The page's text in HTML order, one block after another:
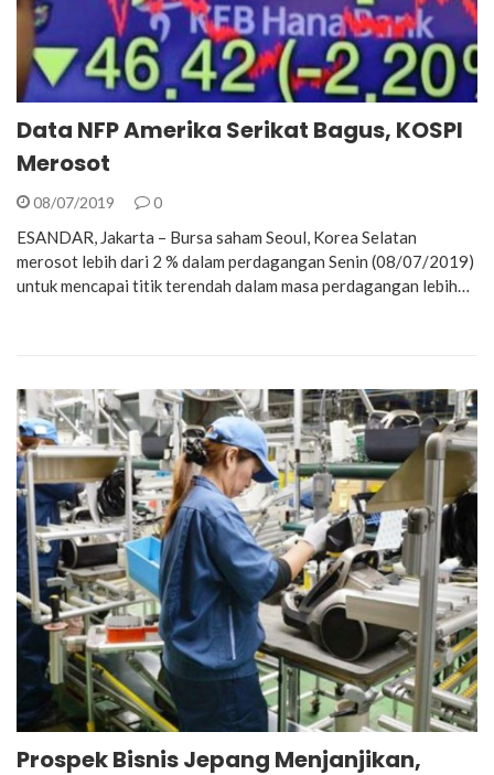
Data NFP Amerika Serikat Bagus, KOSPI
Merosot
08/07/2019 0
ESANDAR, Jakarta – Bursa saham Seoul, Korea Selatan
merosot lebih dari 2 % dalam perdagangan Senin (08/07/2019)
untuk mencapai titik terendah dalam masa perdagangan lebih…
Prospek Bisnis Jepang Menjanjikan,